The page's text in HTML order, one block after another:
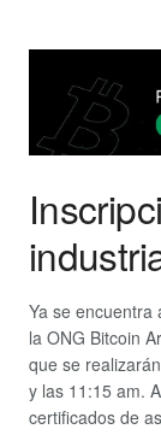
Ya se encuentra
la ONG Bitcoin
que se
y las 11:15 am.
certificados de